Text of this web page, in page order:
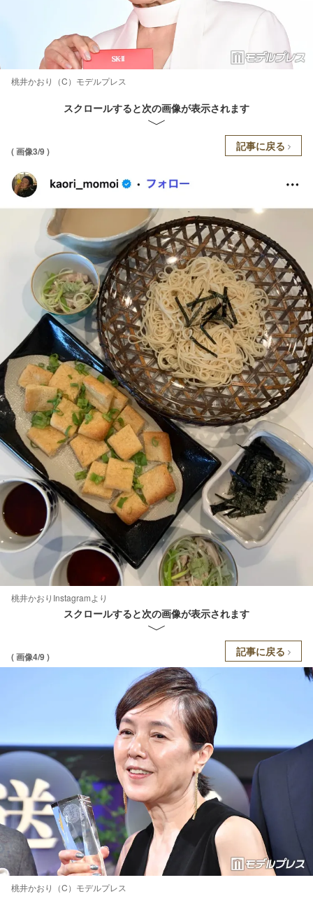
桃井かおり（C）モデルプレス
スクロールすると次の画像が表示されます
( 画像3/9 ) 記事に戻る
桃井かおりInstagramより
スクロールすると次の画像が表示されます
( 画像4/9 ) 記事に戻る
桃井かおり（C）モデルプレス